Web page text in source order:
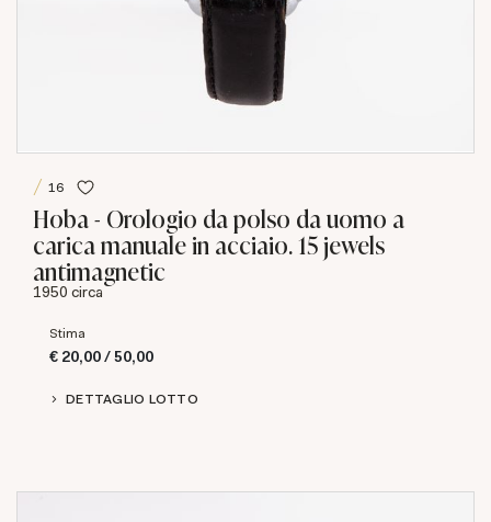
16
Hoba - Orologio da polso da uomo a
carica manuale in acciaio. 15 jewels
antimagnetic
1950 circa
Stima
€ 20,00 / 50,00
DETTAGLIO LOTTO